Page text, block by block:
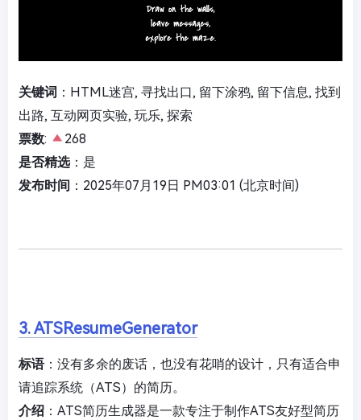
关键词 ：HTML迷宫, 寻找出口, 留下涂鸦, 留下信息, 找到
出路, 互动网页实验, 玩乐, 探索
票数:
268
是否精选：是
发布时间 ：2025年07月19日 PM03:01 (北京时间)
3. ATSResumeGenerator
标语：没有多余的废话，也没有花哨的设计，只有适合申
请追踪系统（ATS）的简历。
介绍 ：ATS简历生成器是一款专注于制作ATS友好型简历